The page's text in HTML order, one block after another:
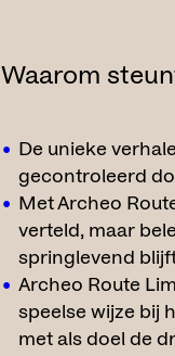
Waarom
De unieke
gecontroleerd
Met Archeo
verteld, maar
springlevend
Archeo Route
speelse wijze bij
met als doel de